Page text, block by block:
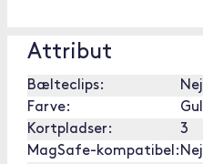
Attribut
Bælteclips:
Nej
Farve:
Kortpladser:
3
MagSafe-kompatibel: Nej